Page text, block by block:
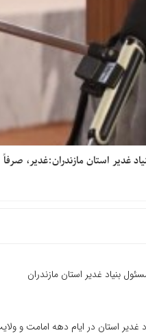
غدیر استان مازندران:غدیر،
بنیاد غدیر استان مازندران